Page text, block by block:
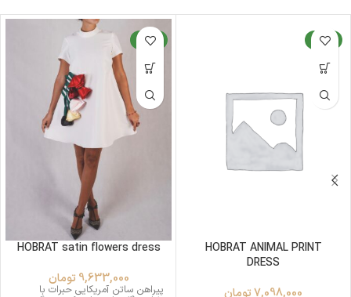
جدید
HOBRAT ANIMAL PRINT
DRESS
7,098,000تومان
جدید
HOBRAT satin flowers dress
9,633,000 تومان
پیراهن ساتن آمریکایی حبرات با